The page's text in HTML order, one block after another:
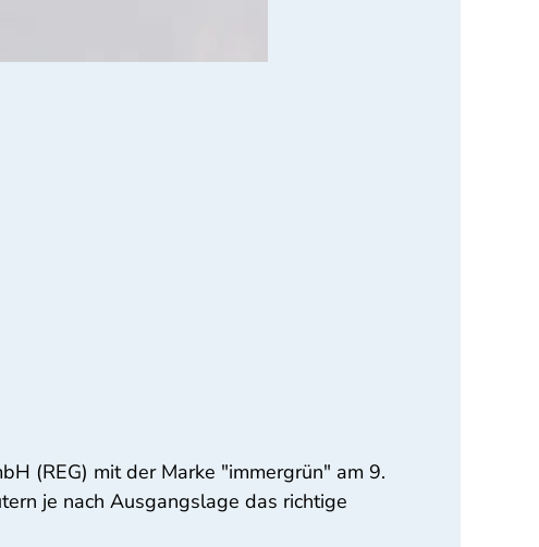
(REG) mit der Marke "immergrün" am 9.
je nach Ausgangslage das richtige